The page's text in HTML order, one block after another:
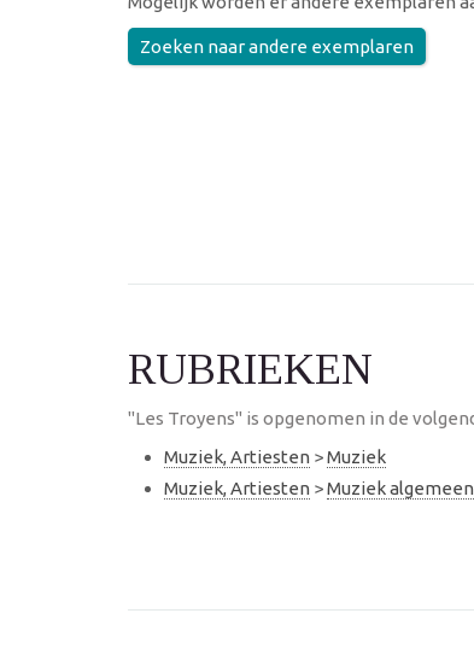
Zoeken naar andere exemplaren
RUBRIEKEN
"Les Troyens" is opgenomen in de
Muziek, Artiesten >Muziek
Muziek, Artiesten >Muziek algemeen